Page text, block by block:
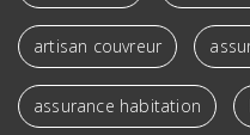
artisan couvreur
assurance habitation